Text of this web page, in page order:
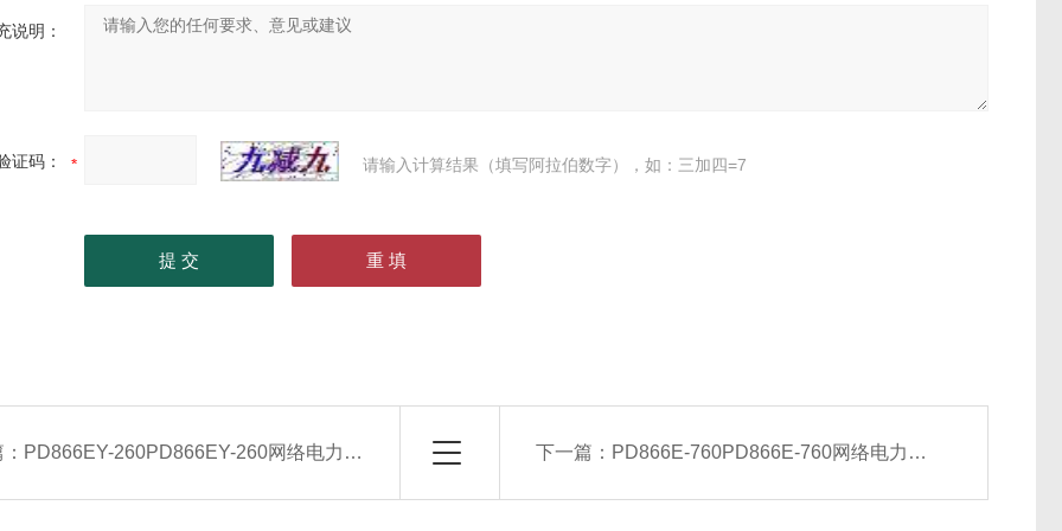
说明：
证码： 请输入计算结果（填写阿拉伯数字），如：三加四=7
PD866EY-260PD866EY-260网络电力仪表 下一篇： PD866E-760PD866E-760网络电力仪表